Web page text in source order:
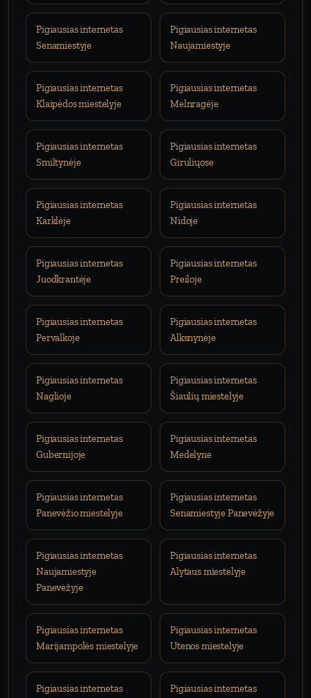
Pigiausias internetas
Senamiestyje
Pigiausias internetas
Naujamiestyje
Pigiausias internetas
Klaipėdos miestelyje
Pigiausias internetas
Melnragėje
Pigiausias internetas
Smiltynėje
Pigiausias internetas
Giruliųose
Pigiausias internetas
Karklėje
Pigiausias internetas
Nidoje
Pigiausias internetas
Juodkrantėje
Pigiausias internetas
Preiloje
Pigiausias internetas
Pervalkoje
Pigiausias internetas
Alksnynėje
Pigiausias internetas
Naglioje
Pigiausias internetas
Šiaulių miestelyje
Pigiausias internetas
Gubernijoje
Pigiausias internetas
Medelyne
Pigiausias internetas
Panevėžio miestelyje
Pigiausias internetas
Senamiestyje Panevėžyje
Pigiausias internetas
Naujamiestyje
Panevėžyje
Pigiausias internetas
Alytaus miestelyje
Pigiausias internetas
Marijampolės miestelyje
Pigiausias internetas
Utenos miestelyje
Pigiausias internetas
Pigiausias internetas